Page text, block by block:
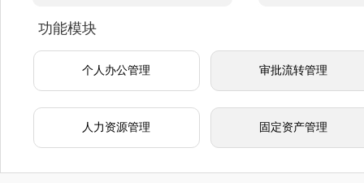
功能模块
个人办公管理 审批流转管理
人力资源管理 固定资产管理